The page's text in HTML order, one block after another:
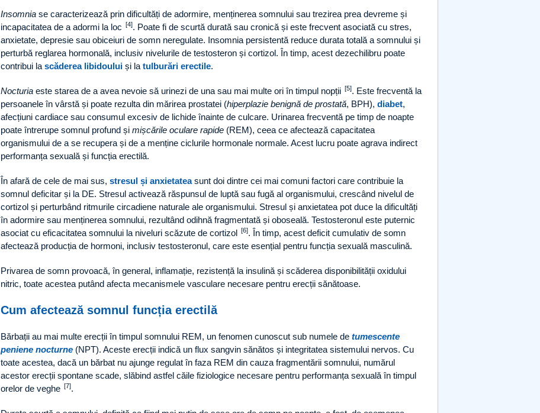
Insomnia se caracterizează prin dificultăți de adormire, menținerea somnului sau trezirea prea devreme și
incapacitatea de a adormi la loc [4]. Poate fi de scurtă durată sau cronică și este frecvent asociată cu stres,
anxietate, depresie sau obiceiuri de somn neregulate. Insomnia persistentă reduce durata totală a somnului și
perturbă reglarea hormonală, inclusiv nivelurile de testosteron și cortizol. În timp, acest dezechilibru poate
contribui la scăderea libidoului și la tulburări erectile.
Nocturia este starea de a avea nevoie să urinezi de una sau mai multe ori în timpul nopții [5]. Este frecventă la
persoanele în vârstă și poate rezulta din mărirea prostatei (hiperplazie benignă de prostată, BPH), diabet,
afecțiuni cardiace sau consumul excesiv de lichide înainte de culcare. Urinarea frecventă pe timp de noapte
poate întrerupe somnul profund și mișcările oculare rapide (REM), ceea ce afectează capacitatea
organismului de a se recupera și de a menține ciclurile hormonale normale. Acest lucru poate agrava indirect
performanța sexuală și funcția erectilă.
În afară de cele de mai sus, stresul și anxietateasunt doi dintre cei mai comuni factori care contribuie la
somnul deficitar și la DE. Stresul activează răspunsul de luptă sau fugă al organismului, crescând nivelul de
cortizol și perturbând ritmurile circadiene naturale ale organismului. Stresul și anxietatea pot duce la dificultăți
în adormire sau menținerea somnului, rezultând odihnă fragmentată și oboseală. Testosteronul este puternic
asociat cu eficacitatea somnului la niveluri scăzute de cortizol [6]. În timp, acest deficit cumulativ de somn
afectează producția de hormoni, inclusiv testosteronul, care este esențial pentru funcția sexuală masculină.
Privarea de somn provoacă, în general, inflamație, rezistență la insulină și scăderea disponibilității oxidului
nitric, toate acestea putând afecta mecanismele vasculare necesare pentru erecții sănătoase.
Cum afectează somnul funcția erectilă
Bărbații au mai multe erecții în timpul somnului REM, un fenomen cunoscut sub numele de tumescente
peniene nocturne (NPT). Aceste erecții indică un flux sangvin sănătos și integritatea sistemului nervos. Cu
toate acestea, dacă un bărbat nu ajunge regulat în faza REM din cauza fragmentării somnului, numărul
acestor erecții spontane scade, slăbind astfel căile fiziologice necesare pentru performanța sexuală în timpul
orelor de veghe [7].